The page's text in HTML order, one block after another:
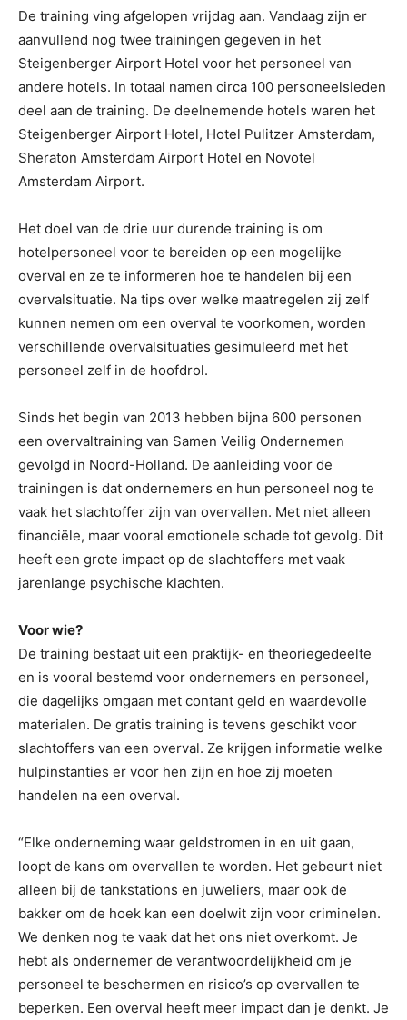
De training ving afgelopen vrijdag aan. Vandaag zijn er
aanvullend nog twee trainingen gegeven in het
Steigenberger Airport Hotel voor het personeel van
andere hotels. In totaal namen circa 100 personeelsleden
deel aan de training. De deelnemende hotels waren het
Steigenberger Airport Hotel, Hotel Pulitzer Amsterdam,
Sheraton Amsterdam Airport Hotel en Novotel
Amsterdam Airport.
Het doel van de drie uur durende training is om
hotelpersoneel voor te bereiden op een mogelijke
overval en ze te informeren hoe te handelen bij een
overvalsituatie. Na tips over welke maatregelen zij zelf
kunnen nemen om een overval te voorkomen, worden
verschillende overvalsituaties gesimuleerd met het
personeel zelf in de hoofdrol.
Sinds het begin van 2013 hebben bijna 600 personen
een overvaltraining van Samen Veilig Ondernemen
gevolgd in Noord-Holland. De aanleiding voor de
trainingen is dat ondernemers en hun personeel nog te
vaak het slachtoffer zijn van overvallen. Met niet alleen
financiële, maar vooral emotionele schade tot gevolg. Dit
heeft een grote impact op de slachtoffers met vaak
jarenlange psychische klachten.
Voor wie?
De training bestaat uit een praktijk- en theoriegedeelte
en is vooral bestemd voor ondernemers en personeel,
die dagelijks omgaan met contant geld en waardevolle
materialen. De gratis training is tevens geschikt voor
slachtoffers van een overval. Ze krijgen informatie welke
hulpinstanties er voor hen zijn en hoe zij moeten
handelen na een overval.
“Elke onderneming waar geldstromen in en uit gaan,
loopt de kans om overvallen te worden. Het gebeurt niet
alleen bij de tankstations en juweliers, maar ook de
bakker om de hoek kan een doelwit zijn voor criminelen.
We denken nog te vaak dat het ons niet overkomt. Je
hebt als ondernemer de verantwoordelijkheid om je
personeel te beschermen en risico’s op overvallen te
beperken. Een overval heeft meer impact dan je denkt. Je